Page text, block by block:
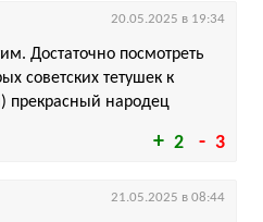
2 3
Достаточно посмотреть
советских тетушек к
прекрасный народец
20.05.2025 в 19:34
21.05.2025 в 08:44